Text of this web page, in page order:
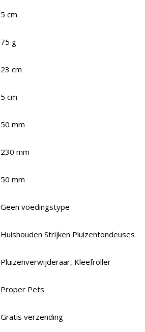
5 cm
75 g
23 cm
5 cm
50 mm
230 mm
50 mm
Geen voedingstype
Huishouden Strijken Pluizentondeuses
Pluizenverwijderaar, Kleefroller
Proper Pets
Gratis verzending